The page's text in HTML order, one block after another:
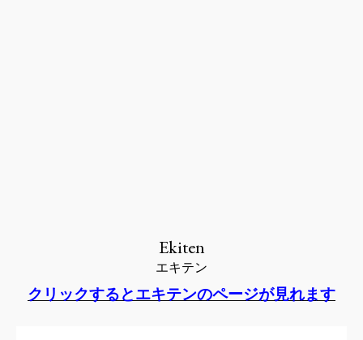
Ekiten
エキテン
クリックするとエキテンのページが見れます